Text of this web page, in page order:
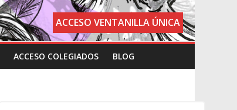
ACCESO VENTANILLA ÚNICA
ACCESO COLEGIADOS BLOG